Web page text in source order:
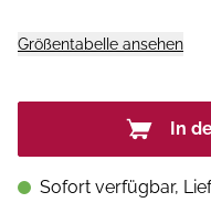
Größentabelle ansehen
In
Sofort verfügbar,